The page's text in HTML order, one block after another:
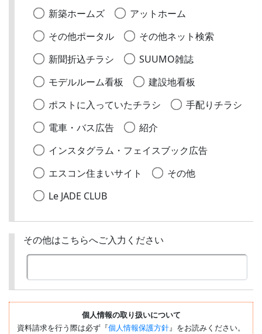
新築ホームズ
アットホーム
その他ポータル
その他ネット検索
新聞折込チラシ
SUUMO雑誌
モデルルーム看板
建設地看板
ポストに入っていたチラシ
手配りチラシ
電車・バス広告
紹介
インスタグラム・フェイスブック広告
エスコン住まいサイト
その他
Le JADE CLUB
その他はこちらへご入力ください
個人情報の取り扱いについて
資料請求を行う際は必ず『個人情報保護方針』をお読みください。